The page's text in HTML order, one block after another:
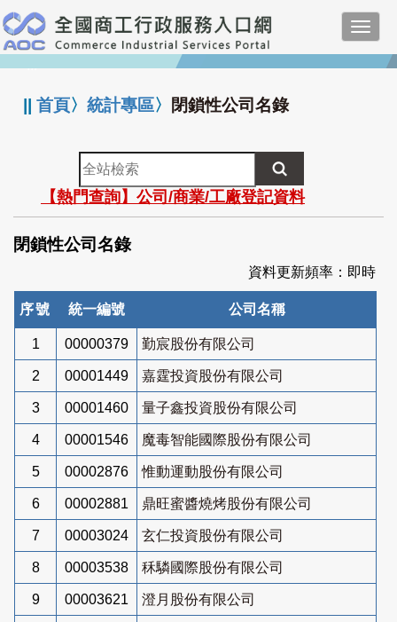
跳
到
主
要
:::
||首頁〉統計專區〉 閉鎖性公司名錄
全
站
檢
索
【熱門查詢】公司/商業/工廠登記資料
閉鎖性公司名錄
資料更新頻率：即時
序號 統一編號 公司名稱
1 00000379 勤宸股份有限公司
2 00001449 嘉霆投資股份有限公司
3 00001460 量子鑫投資股份有限公司
4 00001546 魔毒智能國際股份有限公司
5 00002876 惟動運動股份有限公司
6 00002881 鼎旺蜜醬燒烤股份有限公司
7 00003024 玄仁投資股份有限公司
8 00003538 秝驎國際股份有限公司
9 00003621 澄月股份有限公司